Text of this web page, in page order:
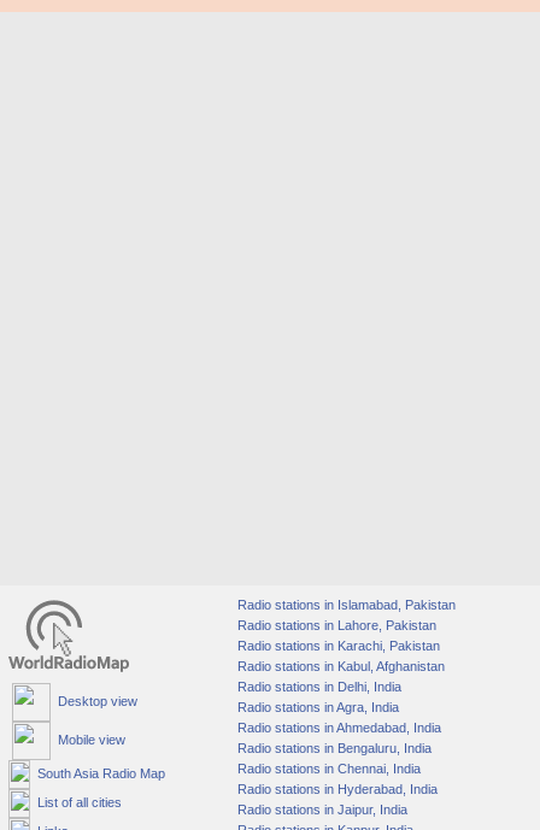
Desktop view
Mobile view
South Asia Radio Map
List of all cities
Radio stations in Islamabad, Pakistan
Radio stations in Lahore, Pakistan
Radio stations in Karachi, Pakistan
Radio stations in Kabul, Afghanistan
Radio stations in Delhi, India
Radio stations in Agra, India
Radio stations in Ahmedabad, India
Radio stations in Bengaluru, India
Radio stations in Chennai, India
Radio stations in Hyderabad, India
Radio stations in Jaipur, India